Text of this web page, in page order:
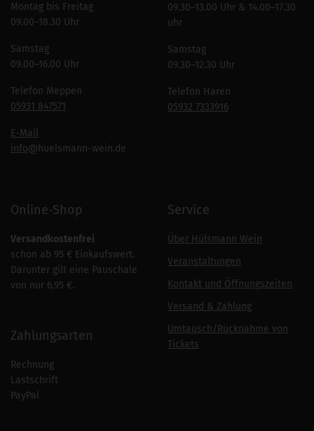
Montag bis Freitag
09.00–18.30 Uhr
Samstag
09.00–16.00 Uhr
Telefon Meppen
05931 847571
E-Mail
info@huelsmann-wein.de
09.30–13.00 Uhr & 14.00–17.30
uhr
Samstag
09.30–12.30 Uhr
Telefon Haren
05932 7333916
Online-Shop
Versandkostenfrei
schon ab 95 € Einkaufswert.
Darunter gilt eine Pauschale
von nur 6,95 €.
Zahlungsarten
Rechnung
Lastschrift
PayPal
Service
Über Hülsmann Wein
Veranstaltungen
Kontakt und Öffnungszeiten
Versand & Zahlung
Umtausch/Rücknahme von
Tickets